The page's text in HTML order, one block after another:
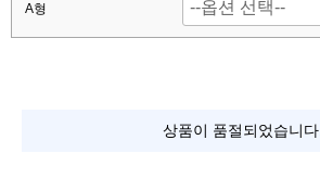
A형
상품이 품절되었습니다.